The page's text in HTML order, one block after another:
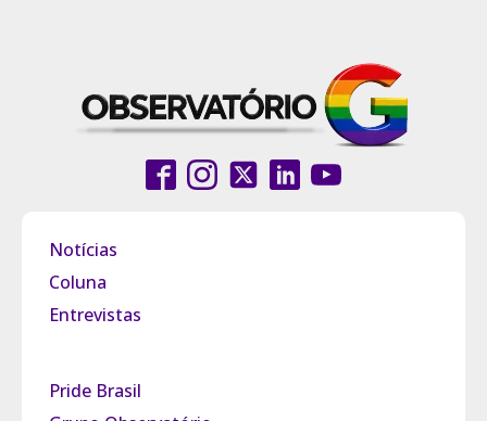
Notícias
Coluna
Entrevistas
Pride Brasil